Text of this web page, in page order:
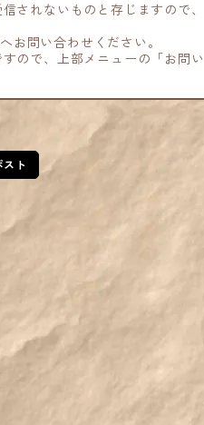
されないものと存じますので、
お問い合わせください。
ので、上部メニューの「お問い
スト